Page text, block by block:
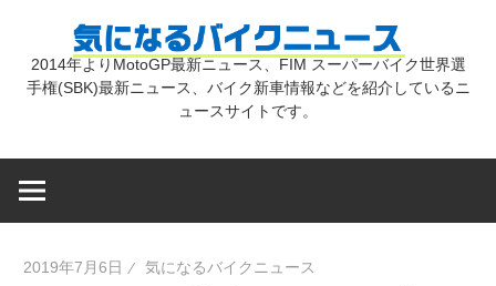
気
2014年よりMotoGP最新ニュース、FIM スーパーバイク世界選
手権(SBK)最新ニュース、バイク新車情報などを紹介しているニ
ュースサイトです。
2019年7月6日 気になるバイクニュース